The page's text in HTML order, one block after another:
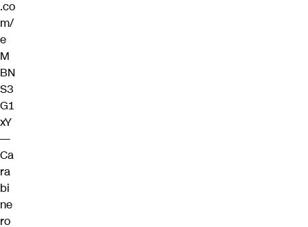
.co
m/
e
M
BN
S3
G1
xY
—
Ca
ra
bi
ne
ro